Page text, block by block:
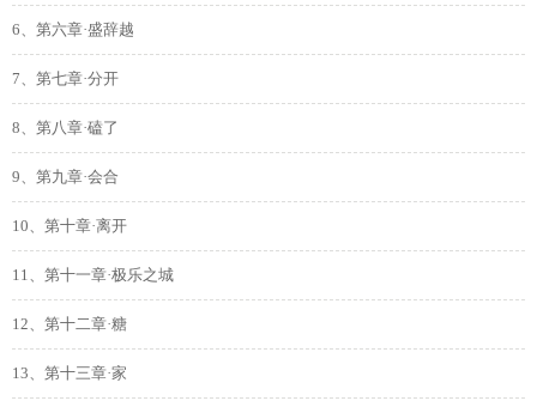
6、第六章·盛辞越
7、第七章·分开
8、第八章·磕了
9、第九章·会合
10、第十章·离开
11、第十一章·极乐之城
12、第十二章·糖
13、第十三章·家